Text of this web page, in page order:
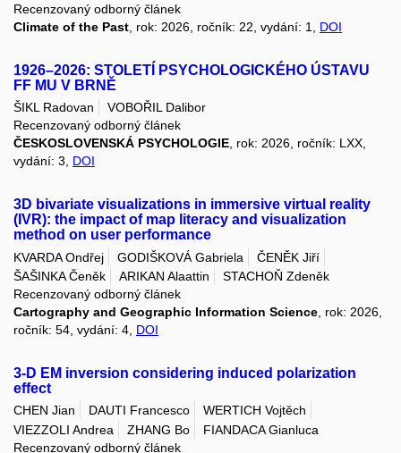
Recenzovaný odborný článek
Climate of the Past , rok: 2026, ročník: 22, vydání: 1, DOI
1926–2026: STOLETÍ PSYCHOLOGICKÉHO ÚSTAVU
FF MU V BRNĚ
ŠIKL Radovan
VOBOŘIL Dalibor
Recenzovaný odborný článek
ČESKOSLOVENSKÁ PSYCHOLOGIE, rok: 2026, ročník: LXX,
vydání: 3, DOI
3D bivariate visualizations in immersive virtual reality
(IVR): the impact of map literacy and visualization
method on user performance
KVARDA Ondřej GODIŠKOVÁ Gabriela
ČENĚK Jiří
ŠAŠINKA Čeněk
ARIKAN Alaattin
STACHOŇ Zdeněk
Recenzovaný odborný článek
Cartography and Geographic Information Science , rok: 2026,
ročník: 54, vydání: 4, DOI
3-D EM inversion considering induced polarization
effect
CHEN Jian DAUTI Francesco
WERTICH Vojtěch
VIEZZOLI Andrea
ZHANG Bo
FIANDACA Gianluca
Recenzovaný odborný článek